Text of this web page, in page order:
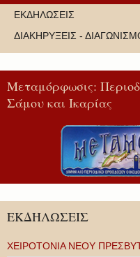
ΕΚΔΗΛΩΣΕΙΣ
ΔΙΑΚΗΡΥΞΕΙΣ -
Μεταμόρφωσις:
Σάμου και Ικαρίας
ΕΚΔΗΛΩΣΕΙΣ
ΧΕΙΡΟΤΟΝΙΑ ΝΕΟΥ